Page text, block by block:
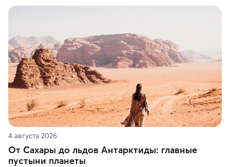
4 августа 2026
От Сахары до льдов Антарктиды: главные
пустыни планеты